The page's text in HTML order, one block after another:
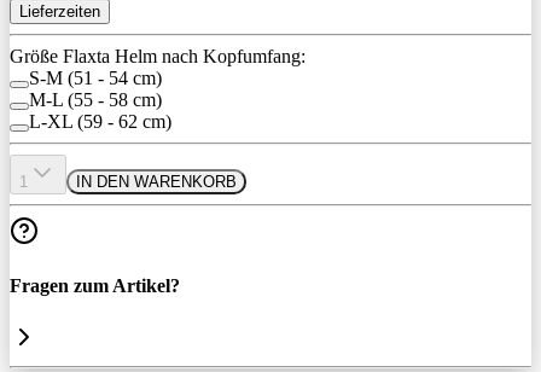
Lieferzeiten
Größe Flaxta Helm nach Kopfumfang:
S-M (51 - 54 cm)
M-L (55 - 58 cm)
L-XL (59 - 62 cm)
1 IN DEN WARENKORB
Fragen zum Artikel?